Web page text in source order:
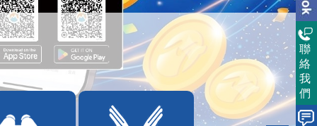
聯
絡
我
們